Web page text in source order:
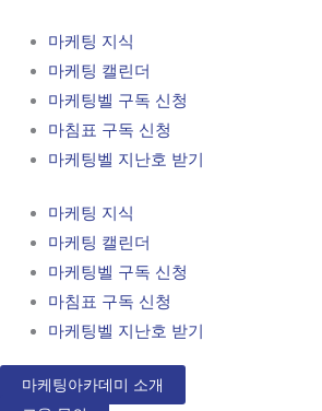
마케팅 지식
마케팅 캘린더
마케팅벨 구독 신청
마침표 구독 신청
마케팅벨 지난호 받기
마케팅 지식
마케팅 캘린더
마케팅벨 구독 신청
마침표 구독 신청
마케팅벨 지난호 받기
마케팅아카데미 소개